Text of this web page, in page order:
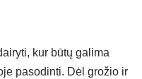
kur bū­tų ga­li­ma
pa­so­din­ti. Dėl gro­žio ir